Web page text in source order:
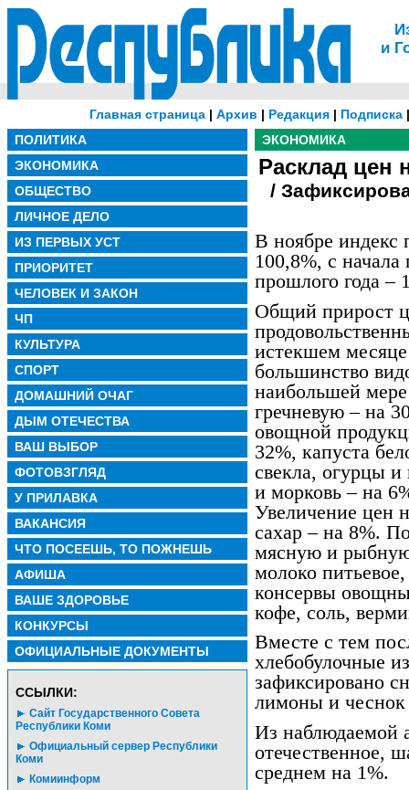
и
Главная страница | Архив | Редакция | Подписка
ПОЛИТИКА
ЭКОНОМИКА
ОБЩЕСТВО
ЛИЧНОЕ ДЕЛО
ИЗ ПЕРВЫХ УСТ
ПРИОРИТЕТ
ЧЕЛОВЕК И ЗАКОН
ЧП
КУЛЬТУРА
СПОРТ
ДОМАШНИЙ ОЧАГ
ДЫМ ОТЕЧЕСТВА
ВАШ ВЫБОР
ФОТОВЗГЛЯД
У ПРИЛАВКА
ВАКАНСИЯ
ЧТО ПОСЕЕШЬ, ТО ПОЖНЕШЬ
АФИША
ВАШЕ ЗДОРОВЬЕ
КОНКУРСЫ
ОФИЦИАЛЬНЫЕ ДОКУМЕНТЫ
CСЫЛКИ:
Сайт Государственного Совета
Республики Коми
Официальный сервер Республики
Коми
Комиинформ
ЭКОНОМИКА
Расклад цен
/
В ноябре индекс
100,8%, с начала
прошлого года –
Общий прирост
истекшем
большинство
наибольшей
гречневую – на
овощной
32%, капуста
свекла, огурцы
и морковь – на
Увеличение цен
сахар – на 8%.
мясную и
молоко
консервы
кофе, соль,
Вместе с тем
хлебобулочные
зафиксировано
лимоны и чеснок
Из наблюдаемой
отечественное,
среднем на 1%.